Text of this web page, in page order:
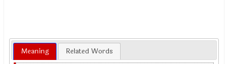
Meaning Related Words